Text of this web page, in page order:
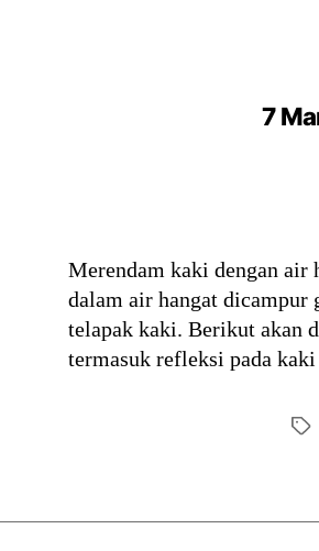
7
Merendam kaki dengan air
dalam air hangat dicampur
telapak kaki. Berikut akan
termasuk refleksi pada
Tags